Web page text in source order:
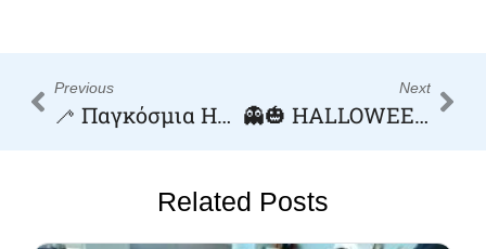
Previous
🦯 Παγκόσμια Ημέρα Λευκού Μπαστουνιού | 15 Οκτωβρίου
Next
👻🎃 HALLOWEEN PARTY 🎃👻
Related Posts